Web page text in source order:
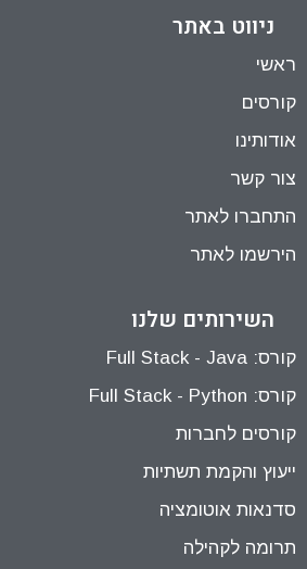
ניווט באתר
ראשי
קורסים
אודותינו
צור קשר
התחברו לאתר
הירשמו לאתר
השירותים שלנו
קורס: Full Stack - Java
קורס: Full Stack - Python
קורסים לחברות
ייעוץ והקמת תשתיות
סדנאות אוטומציה
תרומה לקהילה